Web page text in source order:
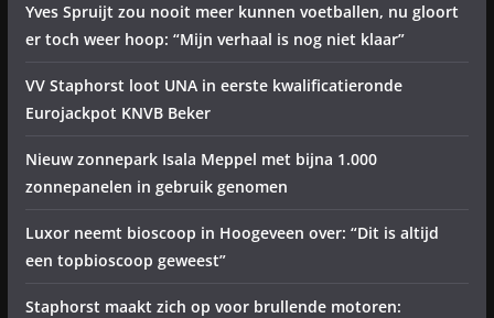
Yves Spruijt zou nooit meer kunnen voetballen, nu gloort
er toch weer hoop: “Mijn verhaal is nog niet klaar”
VV Staphorst loot UNA in eerste kwalificatieronde
Eurojackpot KNVB Beker
Nieuw zonnepark Isala Meppel met bijna 1.000
zonnepanelen in gebruik genomen
Luxor neemt bioscoop in Hoogeveen over: “Dit is altijd
een topbioscoop geweest”
Staphorst maakt zich op voor brullende motoren: